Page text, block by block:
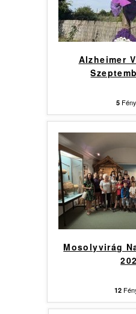
Alzheimer
5
Mosolyvirág
12